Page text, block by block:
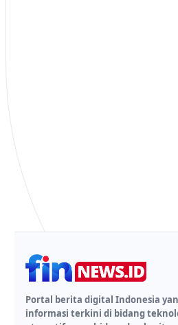
Portal berita digital Indonesia
informasi terkini di bidang